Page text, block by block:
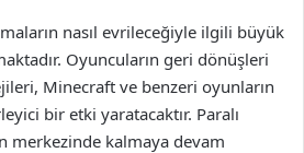
nasıl evrileceğiyle ilgili büyük
Oyuncuların geri dönüşleri
Minecraft ve benzeri oyunların
bir etki yaratacaktır. Paralı
merkezinde kalmaya devam